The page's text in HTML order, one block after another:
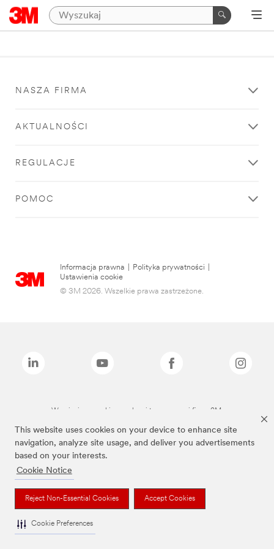
This website uses cookies on your device to enhance site
navigation, analyze site usage, and deliver you advertisements
based on your interests.
Cookie Notice
Reject Non-Essential Cookies Accept Cookies
Cookie Preferences
NASZA FIRMA
AKTUALNOŚCI
REGULACJE
POMOC
Informacja prawna Polityka prywatności
Ustawienia cookie
© 3M 2026. Wszelkie prawa zastrzeżone.
Wymienione marki są znakami towarowymi firmy 3M.